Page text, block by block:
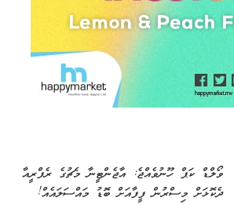
ވޯލްޑް ކަޕް ހޫނުވެއްޖެ: އާޖެންޓީނާ މެޗުގެ ރެފްރީއާ
ދެކޮޅަށް މިސްރުން ފީފާއަށް ބޮޑު މައްސަލައެއް!